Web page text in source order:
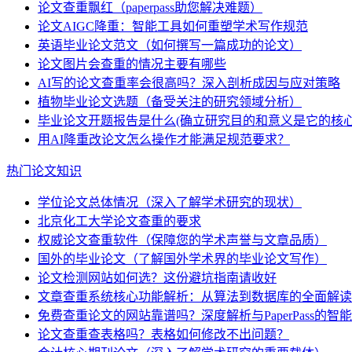
论文查重飘红（paperpass助您解决难题）
论文AIGC降重：智能工具如何重塑学术写作规范
英语毕业论文范文（如何撰写一篇成功的论文）
论文图片会查重的情况主要有哪些
AI写的论文查重率会很高吗？深入剖析成因与应对策略
植物毕业论文选题（备受关注的研究领域分析）
毕业论文开题报告是什么(确立研究目的和意义是它的核
用AI降重改论文怎么操作才能满足规范要求？
热门论文知识
学位论文总体情况（深入了解学术研究的现状）
北京化工大学论文查重的要求
权威论文查重软件（保障您的学术声誉与文章品质）
国外的毕业论文（了解国外学术界的毕业论文写作）
论文检测网站如何选？这份避坑指南请收好
文章查重系统核心功能解析：从算法到数据库的全面解读
免费查重论文的网站靠谱吗？深度解析与PaperPass的智
论文查重查表格吗？表格如何修改不出问题？